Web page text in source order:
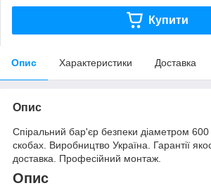
Купити
Опис Характеристики Доставка
Опис
Спіральний бар'єр безпеки діаметром
скобах. Виробництво Україна. Гарантії
доставка. Професійний монтаж.
Опис